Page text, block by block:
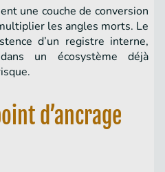
une couche de conversion
les angles morts. Le
d’un registre interne,
un écosystème déjà
d’ancrage